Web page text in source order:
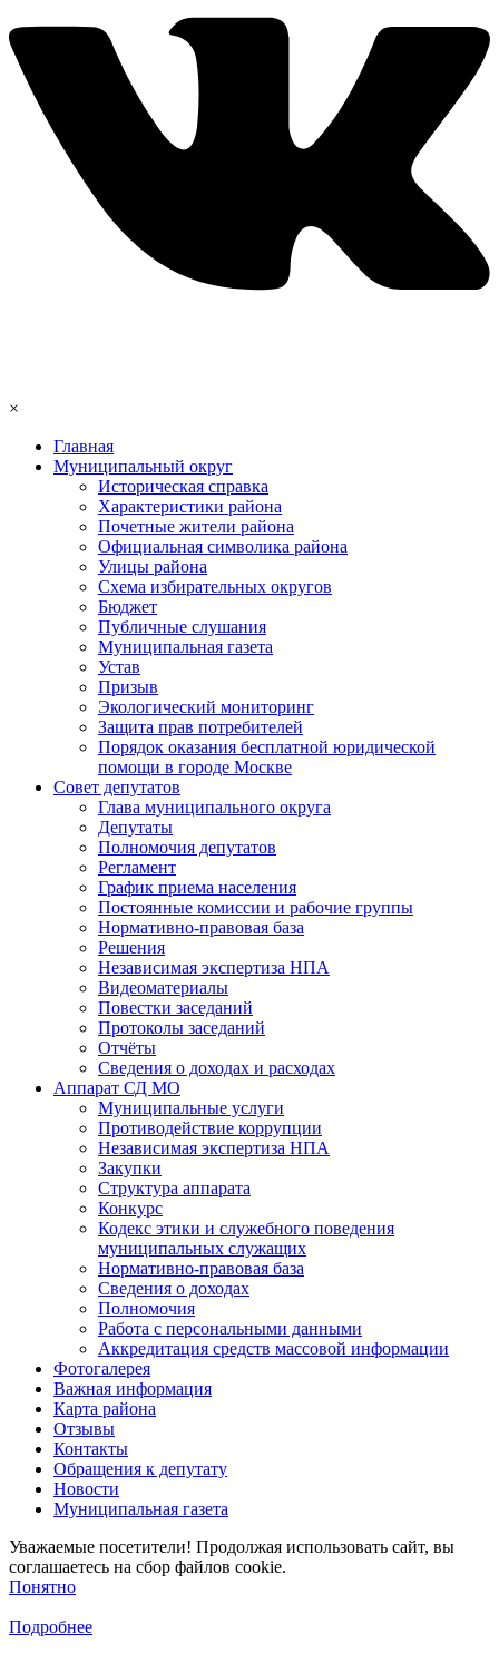
×
Главная
Муниципальный округ
Историческая справка
Характеристики района
Почетные жители района
Официальная символика района
Улицы района
Схема избирательных округов
Бюджет
Публичные слушания
Муниципальная газета
Устав
Призыв
Экологический мониторинг
Защита прав потребителей
Порядок оказания бесплатной юридической
помощи в городе Москве
Совет депутатов
Глава муниципального округа
Депутаты
Полномочия депутатов
Регламент
График приема населения
Постоянные комиссии и рабочие группы
Нормативно-правовая база
Решения
Независимая экспертиза НПА
Видеоматериалы
Повестки заседаний
Протоколы заседаний
Отчёты
Сведения о доходах и расходах
Аппарат СД МО
Муниципальные услуги
Противодействие коррупции
Независимая экспертиза НПА
Закупки
Структура аппарата
Конкурс
Кодекс этики и служебного поведения
муниципальных служащих
Нормативно-правовая база
Сведения о доходах
Полномочия
Работа с персональными данными
Аккредитация средств массовой информации
Фотогалерея
Важная информация
Карта района
Отзывы
Контакты
Обращения к депутату
Новости
Муниципальная газета
Уважаемые посетители! Продолжая использовать сайт, вы
соглашаетесь на сбор файлов cookie.
Понятно
Подробнее